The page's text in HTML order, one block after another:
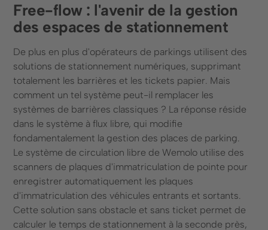
Free-flow : l'avenir de la gestion
des espaces de stationnement
De plus en plus d'opérateurs de parkings utilisent des
solutions de stationnement numériques, supprimant
totalement les barrières et les tickets papier. Mais
comment un tel système peut-il remplacer les
systèmes de barrières classiques ? La réponse réside
dans le système à flux libre, qui modifie
fondamentalement la gestion des places de parking.
Le système de circulation libre de Wemolo utilise des
scanners de plaques d'immatriculation de pointe pour
enregistrer automatiquement les plaques
d'immatriculation des véhicules entrants et sortants.
Cette solution sans obstacle et sans ticket permet de
calculer le temps de stationnement à la seconde près,